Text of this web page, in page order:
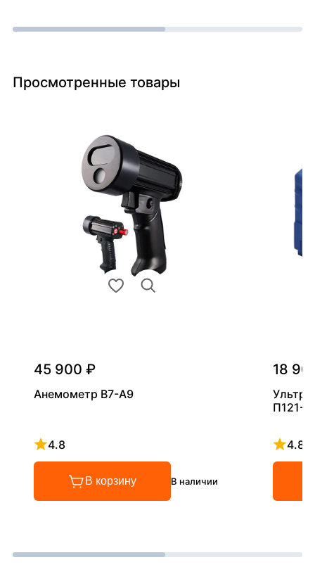
Просмотренные товары
45 900 ₽
Анемометр В7-А9
4.8
Рейтинг 4.8 из 5
В корзину В наличии
18
П121-
4.8